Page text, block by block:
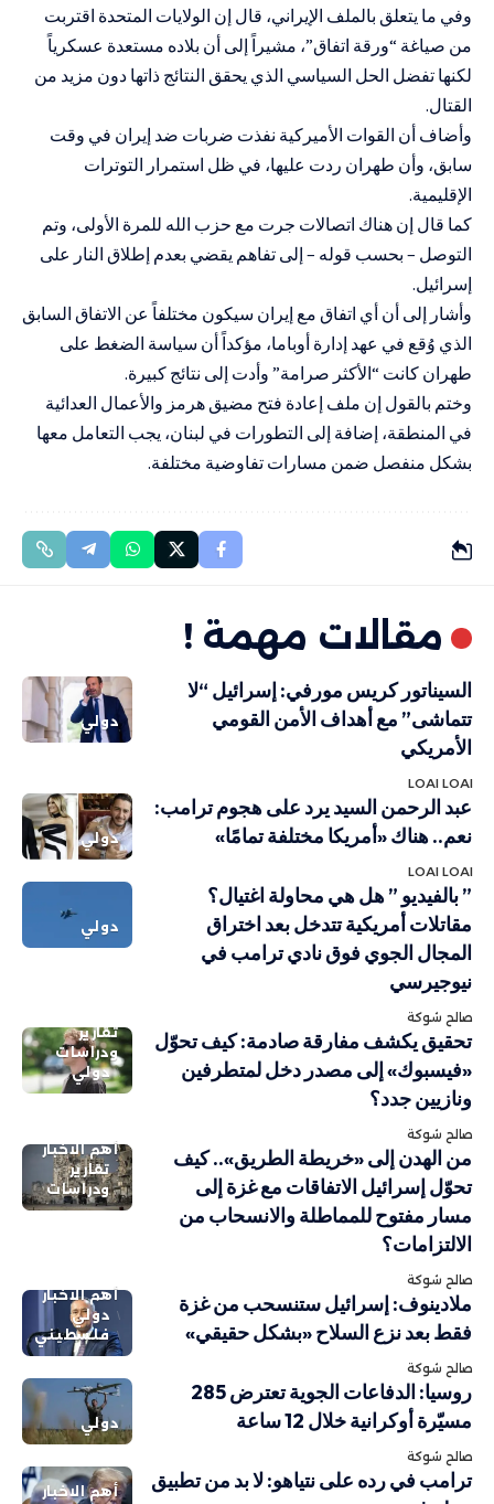
وفي ما يتعلق بالملف الإيراني، قال إن الولايات المتحدة اقتربت
من صياغة “ورقة اتفاق”، مشيراً إلى أن بلاده مستعدة عسكرياً
لكنها تفضل الحل السياسي الذي يحقق النتائج ذاتها دون مزيد من
القتال.
وأضاف أن القوات الأميركية نفذت ضربات ضد إيران في وقت
سابق، وأن طهران ردت عليها، في ظل استمرار التوترات
الإقليمية.
كما قال إن هناك اتصالات جرت مع حزب الله للمرة الأولى، وتم
التوصل – بحسب قوله – إلى تفاهم يقضي بعدم إطلاق النار على
إسرائيل.
وأشار إلى أن أي اتفاق مع إيران سيكون مختلفاً عن الاتفاق السابق
الذي وُقع في عهد إدارة أوباما، مؤكداً أن سياسة الضغط على
طهران كانت “الأكثر صرامة” وأدت إلى نتائج كبيرة.
وختم بالقول إن ملف إعادة فتح مضيق هرمز والأعمال العدائية
في المنطقة، إضافة إلى التطورات في لبنان، يجب التعامل معها
بشكل منفصل ضمن مسارات تفاوضية مختلفة.
مقالات مهمة !
دولي
السيناتور كريس مورفي: إسرائيل “لا
تتماشى” مع أهداف الأمن القومي
الأمريكي
LOAI LOAI
دولي
عبد الرحمن السيد يرد على هجوم ترامب:
نعم.. هناك «أمريكا مختلفة تمامًا»
LOAI LOAI
دولي
” بالفيديو ” هل هي محاولة اغتيال؟
مقاتلات أمريكية تتدخل بعد اختراق
المجال الجوي فوق نادي ترامب في
نيوجيرسي
صالح شوكة
تقارير
ودراسات
دولي
تحقيق يكشف مفارقة صادمة: كيف تحوّل
«فيسبوك» إلى مصدر دخل لمتطرفين
ونازيين جدد؟
صالح شوكة
أهم الاخبار
تقارير
ودراسات
من الهدن إلى «خريطة الطريق».. كيف
تحوّل إسرائيل الاتفاقات مع غزة إلى
مسار مفتوح للمماطلة والانسحاب من
الالتزامات؟
صالح شوكة
أهم الاخبار
دولي
فلسطيني
ملادينوف: إسرائيل ستنسحب من غزة
فقط بعد نزع السلاح «بشكل حقيقي»
صالح شوكة
دولي
روسيا: الدفاعات الجوية تعترض 285
مسيّرة أوكرانية خلال 12 ساعة
صالح شوكة
أهم الاخبار
ترامب في رده على نتياهو: لا بد من تطبيق